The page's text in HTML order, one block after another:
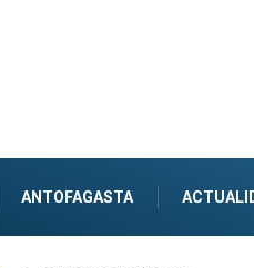
ANTOFAGASTA